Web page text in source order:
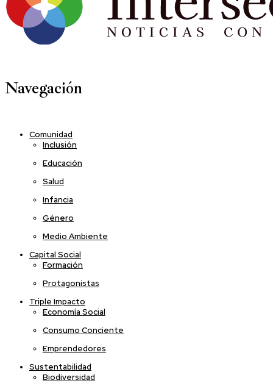
Navegación
Comunidad
Inclusión
Educación
Salud
Infancia
Género
Medio Ambiente
Capital Social
Formación
Protagonistas
Triple Impacto
Economía Social
Consumo Conciente
Emprendedores
Sustentabilidad
Biodiversidad